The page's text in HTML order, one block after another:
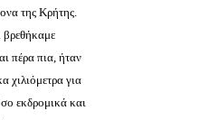
της Κρήτης.
βρεθήκαμε
πέρα πια, ήταν
χιλιόμετρα για
εκδρομικά και